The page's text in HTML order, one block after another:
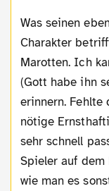
Was seinen ebenfalls kritisch betrachteten
Charakter
Marotten. Ich
(Gott habe ihn
erinnern.
nötige
sehr schnell
Spieler auf dem
wie man es